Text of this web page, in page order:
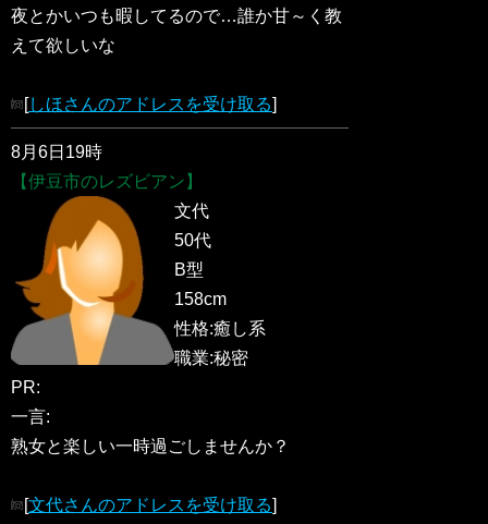
夜とかいつも暇してるので…誰か甘～く教
えて欲しいな
[しほさんのアドレスを受け取る]
8月6日19時
【伊豆市のレズビアン】
文代
50代
B型
158cm
性格:癒し系
職業:秘密
PR:
一言:
熟女と楽しい一時過ごしませんか？
[文代さんのアドレスを受け取る]